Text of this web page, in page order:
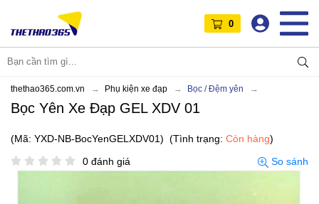
0
thethao365.com.vn Phụ kiện xe đạp Bọc / Đệm yên
Bọc Yên Xe Đạp GEL XDV 01
(Mã: YXD-NB-BocYenGELXDV01) (Tình trạng: Còn hàng)
0 đánh giá
So sánh